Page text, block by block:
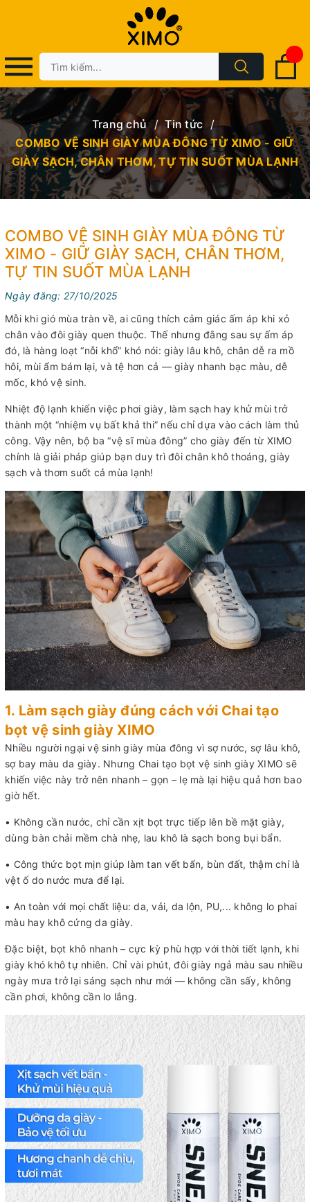
Trang chủ / Tin tức /
COMBO VỆ SINH GIÀY MÙA ĐÔNG TỪ XIMO - GIỮ
GIÀY SẠCH, CHÂN THƠM, TỰ TIN SUỐT MÙA LẠNH
COMBO VỆ SINH GIÀY MÙA ĐÔNG TỪ
XIMO - GIỮ GIÀY SẠCH, CHÂN THƠM,
TỰ TIN SUỐT MÙA LẠNH
Ngày đăng: 27/10/2025
Mỗi khi gió mùa tràn về, ai cũng thích cảm giác ấm áp khi xỏ
chân vào đôi giày quen thuộc. Thế nhưng đằng sau sự ấm áp
đó, là hàng loạt “nỗi khổ” khó nói: giày lâu khô, chân dễ ra mồ
hôi, mùi ẩm bám lại, và tệ hơn cả — giày nhanh bạc màu, dễ
mốc, khó vệ sinh.
Nhiệt độ lạnh khiến việc phơi giày, làm sạch hay khử mùi trở
thành một “nhiệm vụ bất khả thi” nếu chỉ dựa vào cách làm thủ
công. Vậy nên, bộ ba “vệ sĩ mùa đông” cho giày đến từ XIMO
chính là giải pháp giúp bạn duy trì đôi chân khô thoáng, giày
sạch và thơm suốt cả mùa lạnh!
1. Làm sạch giày đúng cách với Chai tạo
bọt vệ sinh giày XIMO
Nhiều người ngại vệ sinh giày mùa đông vì sợ nước, sợ lâu khô,
sợ bay màu da giày. Nhưng Chai tạo bọt vệ sinh giày XIMO sẽ
khiến việc này trở nên nhanh – gọn – lẹ mà lại hiệu quả hơn bao
giờ hết.
• Không cần nước, chỉ cần xịt bọt trực tiếp lên bề mặt giày,
dùng bàn chải mềm chà nhẹ, lau khô là sạch bong bụi bẩn.
• Công thức bọt mịn giúp làm tan vết bẩn, bùn đất, thậm chí là
vệt ố do nước mưa để lại.
• An toàn với mọi chất liệu: da, vải, da lộn, PU,... không lo phai
màu hay khô cứng da giày.
Đặc biệt, bọt khô nhanh – cực kỳ phù hợp với thời tiết lạnh, khi
giày khó khô tự nhiên. Chỉ vài phút, đôi giày ngả màu sau nhiều
ngày mưa trở lại sáng sạch như mới — không cần sấy, không
cần phơi, không cần lo lắng.